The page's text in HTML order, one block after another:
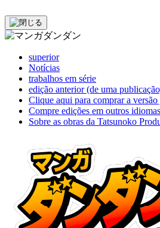
superior
Notícias
trabalhos em série
edição anterior (de uma
Clique aqui para comprar a versão
Compre edições em outros
Sobre as obras da Tatsunoko